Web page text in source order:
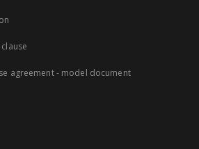
agreement - model document